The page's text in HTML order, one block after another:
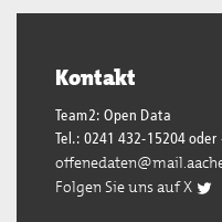
Kontakt
Team2: Open Data
Tel.: 0241 432-15204
Folgen Sie uns auf X